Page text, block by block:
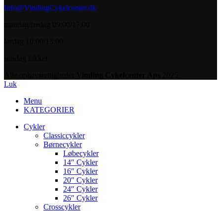
Info@VindingCykelcenter.dk
Luk
Menu
KATEGORIER
Cykler
Classiccykler
Børnecykler
Løbecykler
14″ Cykler
16″ Cykler
20″ Cykler
24″ Cykler
26″ Cykler
Crosscykler